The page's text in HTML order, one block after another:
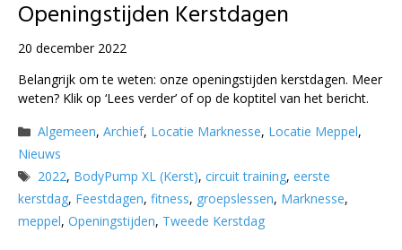
Openingstijden Kerstdagen
20 december 2022
Belangrijk om te weten: onze openingstijden kerstdagen. Meer
weten? Klik op ‘Lees verder’ of op de koptitel van het bericht.
Categorieën
Algemeen,Archief, Locatie Marknesse, Locatie Meppel,
Nieuws
Tags
2022, BodyPump XL (Kerst),circuit training,eerste
kerstdag, Feestdagen, fitness, groepslessen, Marknesse,
meppel, Openingstijden, Tweede Kerstdag